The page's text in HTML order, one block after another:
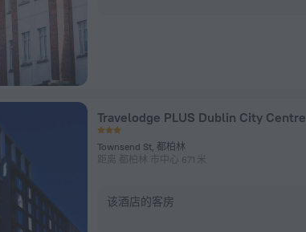
Travelodge PLUS Dublin City Centre
Townsend St, 都柏林
距离 都柏林 市中心 671 米
该酒店的客房